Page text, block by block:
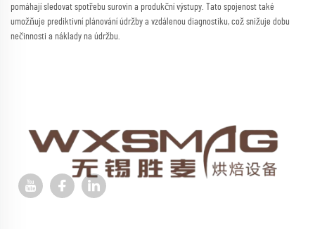
pomáhají sledovat spotřebu surovin a produkční výstupy. Tato spojenost také
umožňuje prediktivní plánování údržby a vzdálenou diagnostiku, což snižuje dobu
nečinnosti a náklady na údržbu.